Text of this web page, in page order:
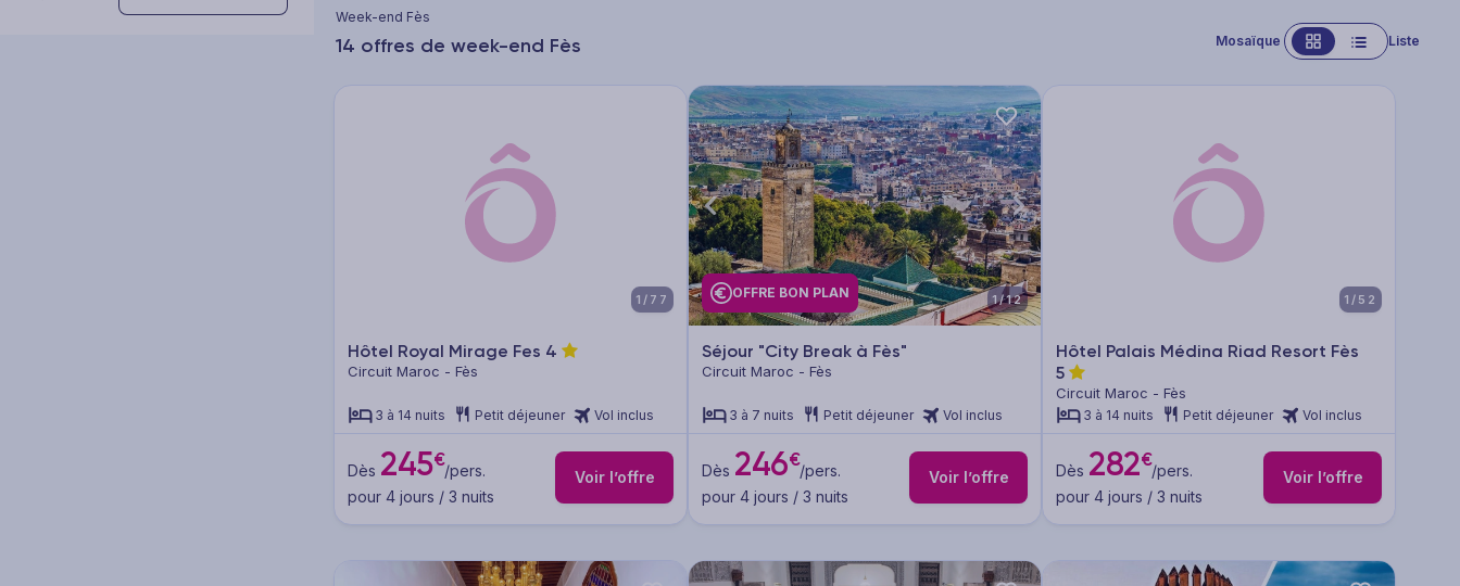
Week-end Fès
14 offres de week-end Fès Mosaïque Liste
1/77
Hôtel Royal Mirage Fes 4
Circuit Maroc - Fès
3 à 14 nuits Petit déjeuner Vol inclus
Dès 245€/pers.
pour 4 jours / 3 nuits
Voir l’offre
OFFRE BON PLAN 1/12
Séjour "City Break à Fès"
Circuit Maroc - Fès
3 à 7 nuits Petit déjeuner Vol inclus
Dès 246€/pers.
pour 4 jours / 3 nuits
Voir l’offre
1/52
Hôtel Palais Médina Riad Resort Fès
5
Circuit Maroc - Fès
3 à 14 nuits Petit déjeuner Vol inclus
Dès 282€/pers.
pour 4 jours / 3 nuits
Voir l’offre